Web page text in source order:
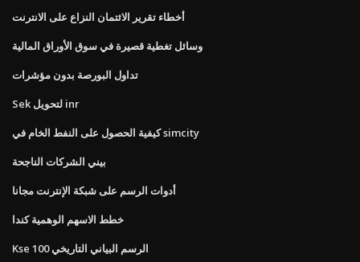
أخطاء تقرير الائتمان النزاع على الانترنت
وسائل تغطية قصيرة في سوق الأوراق المالية
تداول البورصة بدون مؤشرات
Sek لتحويل inr
كيفية الحصول على النفط الخام في simcity
بيني الشركات الناجحة
أدوات الرسم على شبكة الإنترنت مجانا
خطط الاسهم الوهمية كندا
Kse 100 الرسم البياني التاريخي